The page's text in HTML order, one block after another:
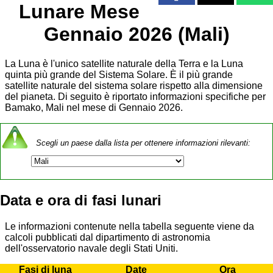
Lunare Mese
Gennaio 2026 (Mali)
La Luna è l'unico satellite naturale della Terra e la Luna
quinta più grande del Sistema Solare. È il più grande
satellite naturale del sistema solare rispetto alla dimensione
del pianeta. Di seguito è riportato informazioni specifiche per
Bamako, Mali nel mese di Gennaio 2026.
Scegli un paese dalla lista per ottenere informazioni rilevanti:
Data e ora di fasi lunari
Le informazioni contenute nella tabella seguente viene da
calcoli pubblicati dal dipartimento di astronomia
dell'osservatorio navale degli Stati Uniti.
Fasi di luna Date Ora